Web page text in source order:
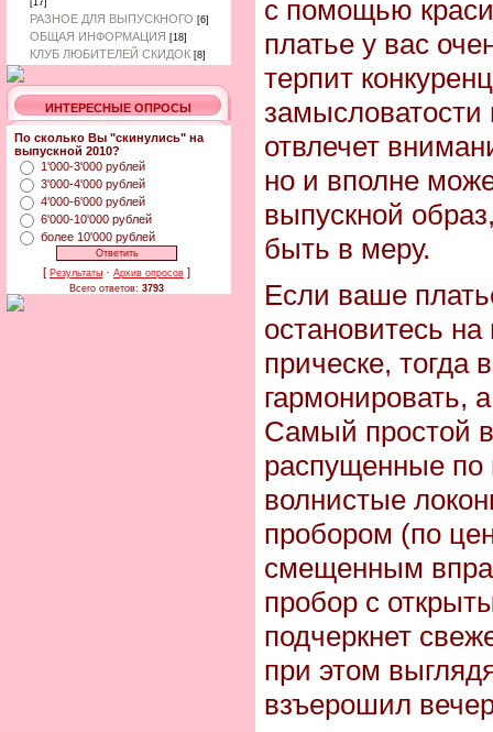
[17]
РАЗНОЕ ДЛЯ ВЫПУСКНОГО [6]
ОБЩАЯ ИНФОРМАЦИЯ [18]
КЛУБ ЛЮБИТЕЛЕЙ СКИДОК [8]
ИНТЕРЕСНЫЕ ОПРОСЫ
По сколько Вы "скинулись" на
выпускной 2010?
1'000-3'000 рублей
3'000-4'000 рублей
4'000-6'000 рублей
6'000-10'000 рублей
более 10'000 рублей
[ Результаты · Архив опросов ]
Всего ответов: 3793
с помощью
платье у вас
терпит
замысловатости
отвлечет
но и вполне
выпускной
быть в меру.
Если ваше
остановитесь
прическе, тогда
гармонировать,
Самый простой
распущенные по
волнистые
пробором (по
смещенным
пробор с
подчеркнет
при этом
взъерошил